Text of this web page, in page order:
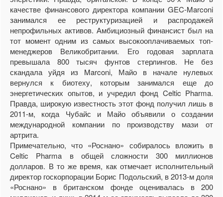
качестве финансового директора компании GEC-Marconi
занимался ее реструктуризацией и распродажей
непрофильных активов. Амбициозный финансист был на
тот момент одним из самых высокооплачиваемых топ-
менеджеров Великобритании. Его годовая зарплата
превышала 800 тысяч фунтов стерлингов. Не без
скандала уйдя из Marconi, Майо в начале нулевых
вернулся к биотеху, которым занимался еще до
энергетических опытов, и учредил фонд Celtic Pharma.
Правда, широкую известность этот фонд получил лишь в
2011-м, когда Чубайс и Майо объявили о создании
международной компании по производству мази от
артрита.
Примечательно, что «Роснано» собиралось вложить в
Celtic Pharma в общей сложности 300 миллионов
долларов. В то же время, как отмечает исполнительный
директор госкорпорации Борис Подольский, в 2013-м доля
«Роснано» в британском фонде оценивалась в 200